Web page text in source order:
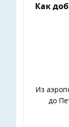
Как
Из
до